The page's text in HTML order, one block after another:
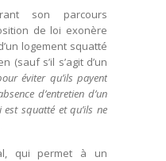
son parcours
de loi exonère
logement squatté
(sauf s’il s’agit d’un
éviter qu’ils payent
d’entretien d’un
squatté et qu’ils ne
qui permet à un